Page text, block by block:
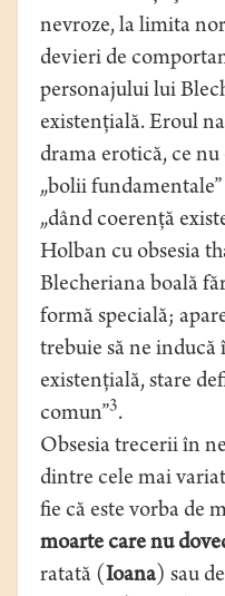
nevroze, la limita
devieri de
personajului lui
existenţială. Eroul
drama erotică, ce nu
„bolii
„dând coerenţă
Holban cu obsesia
Blecheriana boală
formă specială;
trebuie să ne inducă
existenţială, stare
comun”3.
Obsesia trecerii în
dintre cele mai
fie că este vorba de
moarte care nu
ratată (Ioana) sau